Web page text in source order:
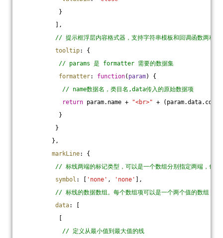
}
],
// 提示框浮层内容格式器，支持字符串模板和回调函数两种形
tooltip: {
// params 是 formatter 需要的数据集
formatter: function( param) {
// name数据名，类目名,data传入的原始数据项
return param.name + "<br>" +
}
}
},
markLine: {
// 标线两端的标记类型，可以是一个数组分别指定两端，也可
symbol : [ 'none' , 'none'
],
// 标线的数据数组。每个数组项可以是一个两个值的数组，
data: [
// 定义从最小值到最大值的线